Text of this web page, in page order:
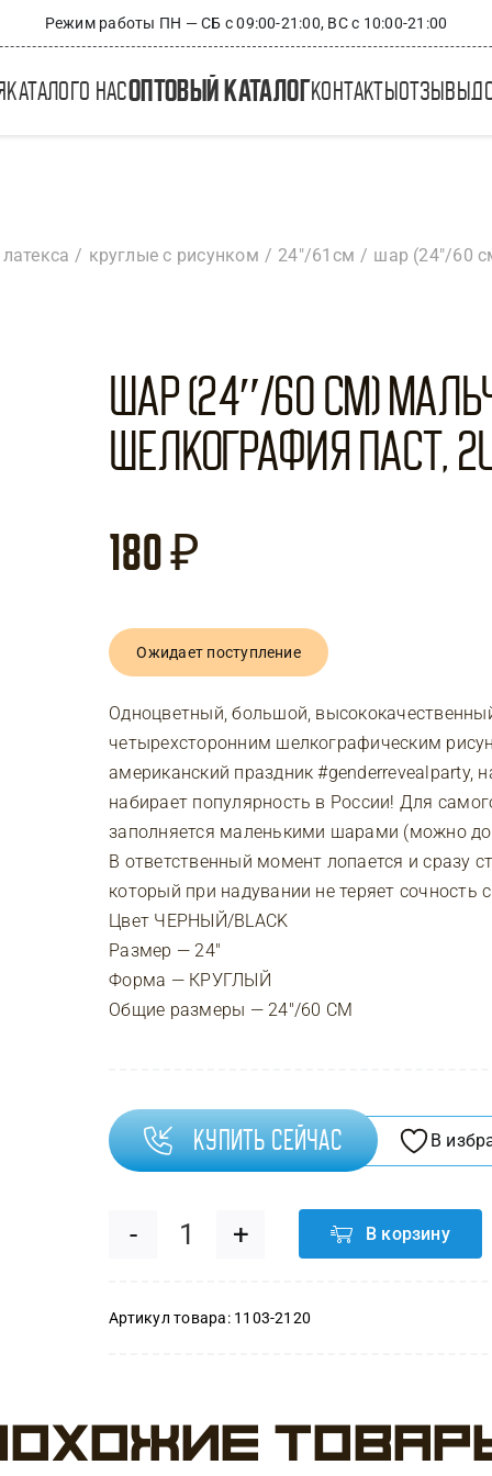
Режим работы ПН — СБ с 09:00-21:00, ВС с 10:00-21:00
каталого насоптовый каталогконтакты отзывы
круглые с рисунком 24"/61см шар (24″/60
Шар (24″/60 см)
Шелкография паст,
180₽
Ожидает поступление
Одноцветный, большой,
четырехсторонним шелкографическим
американский праздник #genderrevealparty,
набирает популярность в России! Для
заполняется маленькими шарами (можно
В ответственный момент лопается и сразу
который при надувании не теряет сочность
Цвет ЧЕРНЫЙ/BLACK
Размер — 24″
Форма — КРУГЛЫЙ
Общие размеры — 24″/60 СМ
Купить сейчас В
Количество
товара
см)
В корзину
Артикул товара: 1103-2120